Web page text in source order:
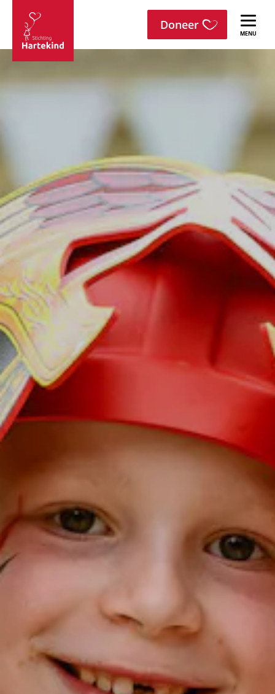
Sla navigatie over
Stichting
Hartekind
Doneer menu